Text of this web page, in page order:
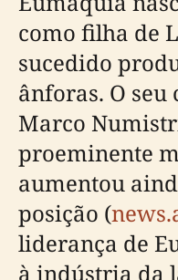
como filha de
sucedido
ânforas. O seu
Marco
proeminente
aumentou
posição (
liderança de
à indústria da